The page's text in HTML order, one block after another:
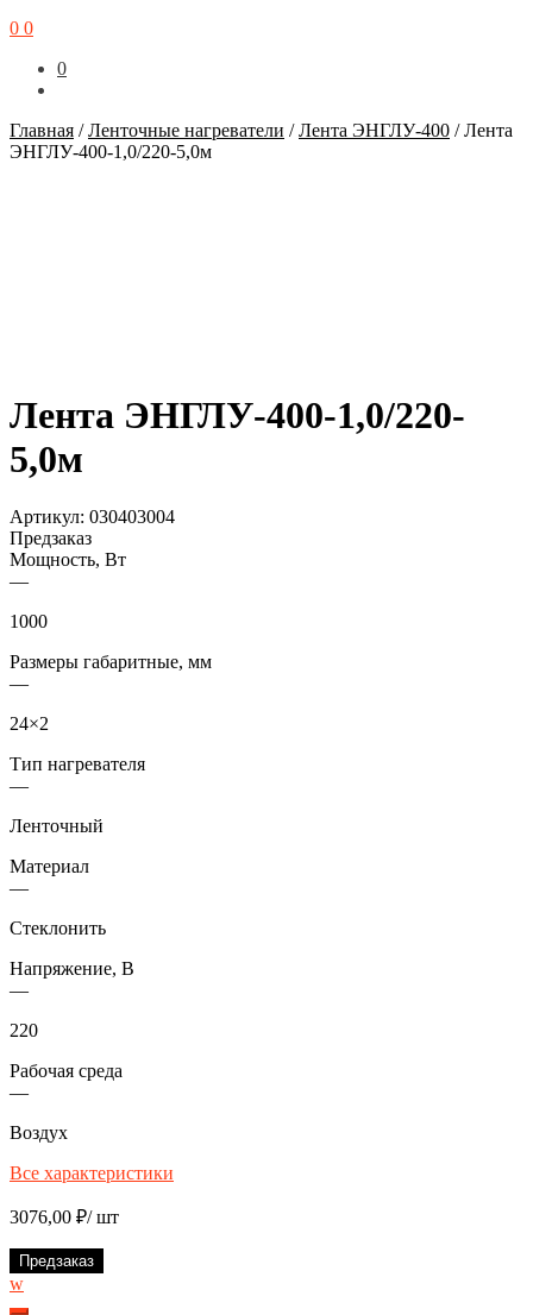
0 0
0
Главная /Ленточные нагреватели /Лента ЭНГЛУ-400 /Лента
ЭНГЛУ-400-1,0/220-5,0м
Лента ЭНГЛУ-400-1,0/220-
5,0м
Артикул: 030403004
Предзаказ
Мощность, Вт
—
1000
Размеры габаритные, мм
—
24×2
Тип нагревателя
—
Ленточный
Материал
—
Стеклонить
Напряжение, В
—
220
Рабочая среда
—
Воздух
Все характеристики
3076,00 ₽/ шт
Предзаказ
w